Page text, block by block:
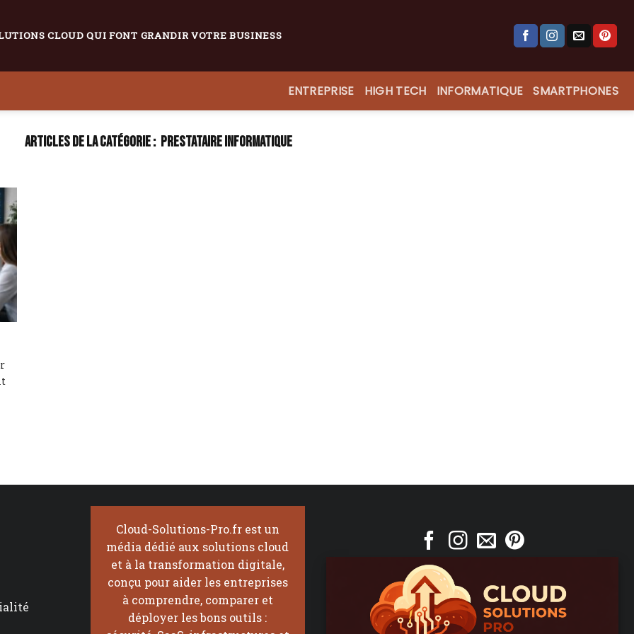
CLOUD QUI FONT GRANDIR VOTRE BUSINESS
ENTREPRISE HIGH TECH INFORMATIQUE SMARTPHONES
PRESTATAIRE INFORMATIQUE
Cloud-Solutions-Pro.fr est un
média dédié aux solutions cloud
et à la transformation digitale,
conçu pour aider les entreprises
à comprendre, comparer et
déployer les bons outils :